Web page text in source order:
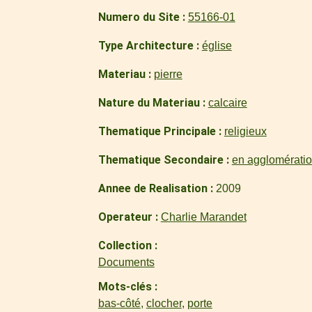
Numero du Site 55166-01
Type Architecture église
Materiau pierre
Nature du Materiau calcaire
Thematique Principale religieux
Thematique Secondaire en
Annee de Realisation 2009
Operateur Charlie Marandet
Collection
Documents
Mots-clés
bas-côté, clocher, porte